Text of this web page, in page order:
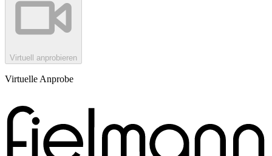
Virtuell anprobieren
Virtuelle Anprobe